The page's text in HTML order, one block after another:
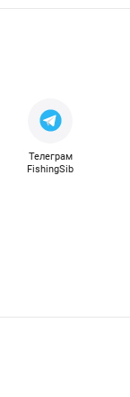
Телеграм
FishingSib